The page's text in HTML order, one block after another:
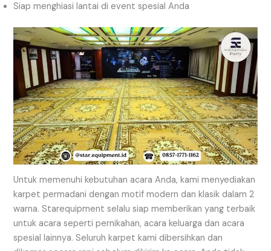
Siap menghiasi lantai di event spesial Anda
Untuk memenuhi kebutuhan acara Anda, kami menyediakan
karpet permadani dengan motif modern dan klasik dalam 2
warna. Starequipment selalu siap memberikan yang terbaik
untuk acara seperti pernikahan, acara keluarga dan acara
spesial lainnya. Seluruh karpet kami dibersihkan dan